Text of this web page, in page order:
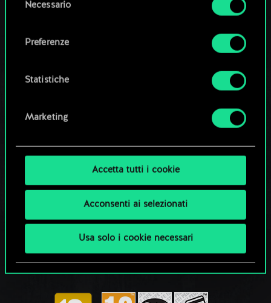
Tutti i dettagli su come utilizziamo i cookie e su
disponibili nel menu "Impostazioni" qui sotto.
delNecessario
Preferenze
Statistiche
Marketing
Accetta tutti i cookie
Acconsenti ai selezionati
Usa solo i cookie necessari
I NOSTRI CANALI SOCIAL